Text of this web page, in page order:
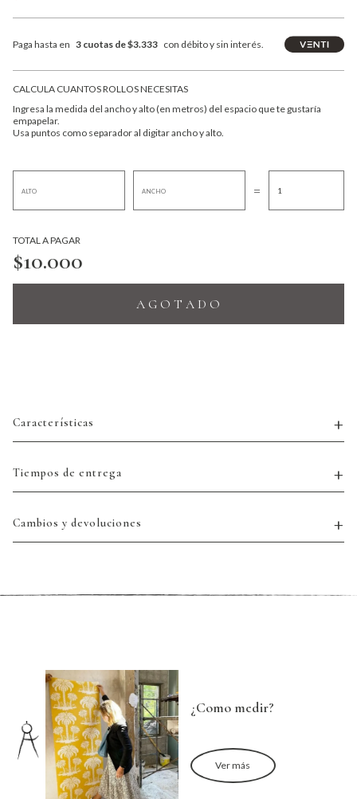
Paga hasta en 3 cuotas de $3.333 con débito y sin interés.
CALCULA CUANTOS ROLLOS NECESITAS
Ingresa la medida del ancho y alto (en metros) del espacio que te gustaría
empapelar.
Usa puntos como separador al digitar ancho y alto.
=
TOTAL A PAGAR
$10.000
A G O T A D O
Características
Tiempos de entrega
Cambios y devoluciones
¿Como medir?
Ver más